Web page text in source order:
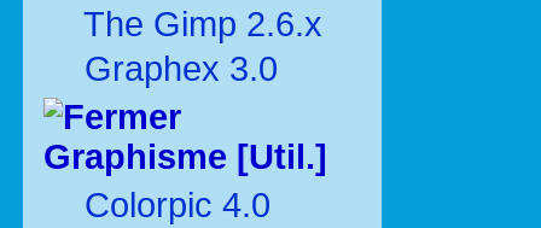
The Gimp 2.6.x
Graphex 3.0
Graphisme [Util.]
Colorpic 4.0